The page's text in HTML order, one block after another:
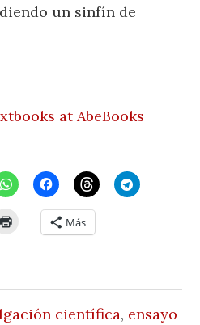
un sinfín de
Más
científica, ensayo